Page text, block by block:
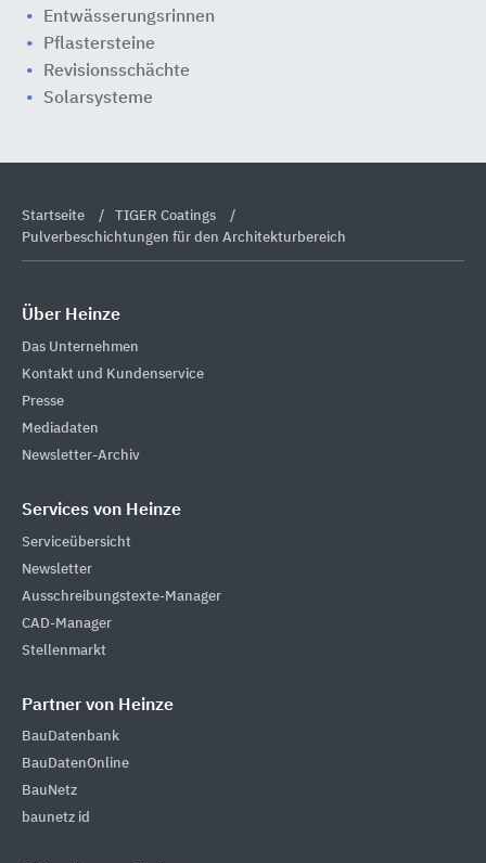
Entwässerungsrinnen
Pflastersteine
Revisionsschächte
Solarsysteme
Startseite
TIGER Coatings
Pulverbeschichtungen für den Architekturbereich
Über Heinze
Das Unternehmen
Kontakt und Kundenservice
Presse
Mediadaten
Newsletter-Archiv
Services von Heinze
Serviceübersicht
Newsletter
Ausschreibungstexte-Manager
CAD-Manager
Stellenmarkt
Partner von Heinze
BauDatenbank
BauDatenOnline
BauNetz
baunetz id